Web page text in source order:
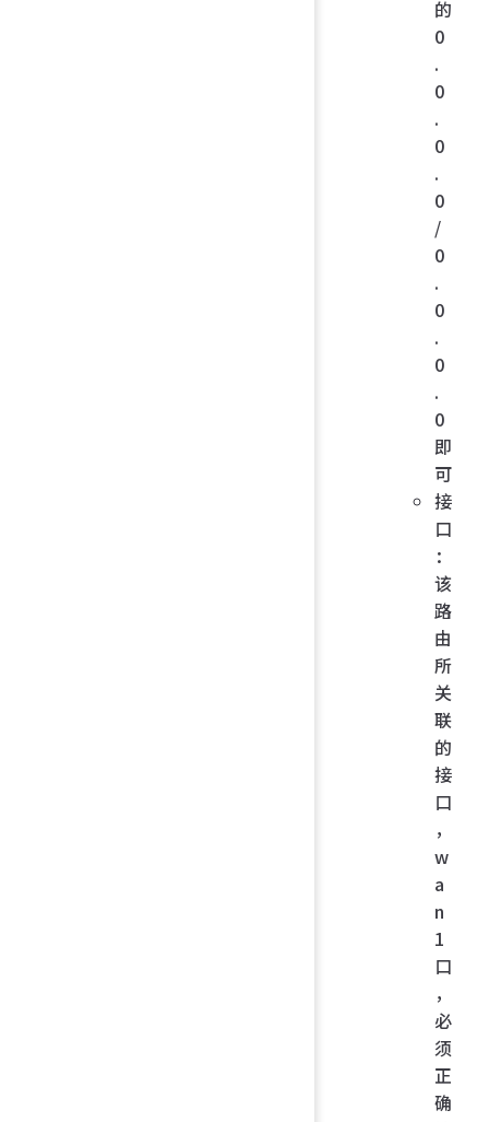
的
0
.
0
.
0
.
0
/
0
.
0
.
0
.
0
即
可
接
口
：
该
路
由
所
关
联
的
接
口
，
w
a
n
1
口
，
必
须
正
确